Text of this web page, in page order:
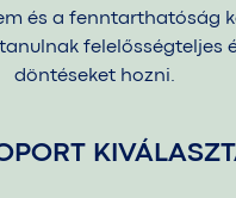
és a fenntarthatóság
felelősségteljes
döntéseket hozni.